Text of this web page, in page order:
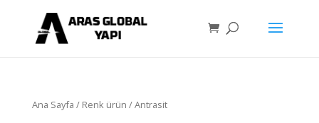
Ana Sayfa / Renk ürün / Antrasit